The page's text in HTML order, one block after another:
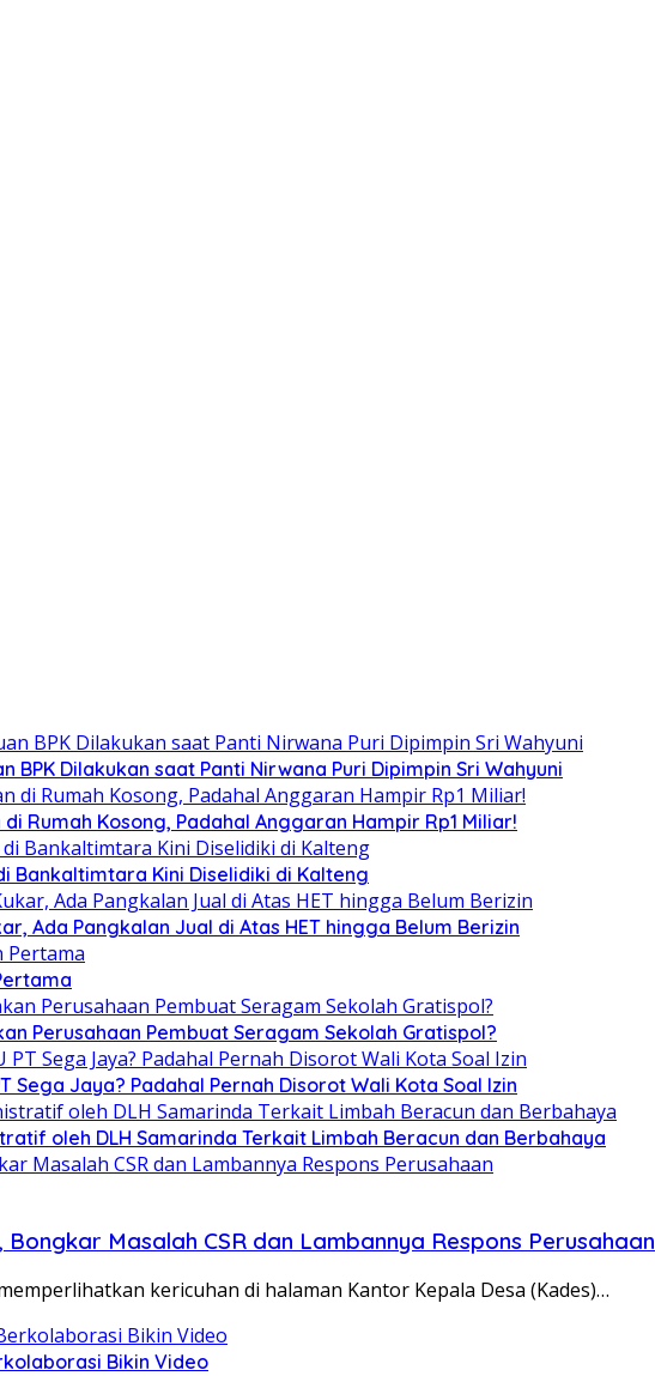
BPK Dilakukan saat Panti Nirwana Puri Dipimpin Sri Wahyuni
Rumah Kosong, Padahal Anggaran Hampir Rp1 Miliar!
Bankaltimtara Kini Diselidiki di Kalteng
Ada Pangkalan Jual di Atas HET hingga Belum Berizin
Perusahaan Pembuat Seragam Sekolah Gratispol?
Sega Jaya? Padahal Pernah Disorot Wali Kota Soal Izin
oleh DLH Samarinda Terkait Limbah Beracun dan Berbahaya
Masalah CSR dan Lambannya Respons Perusahaan
kericuhan di halaman Kantor Kepala Desa (Kades)…
Bikin Video